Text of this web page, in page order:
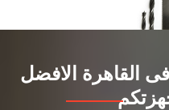
القاهرة الافضل